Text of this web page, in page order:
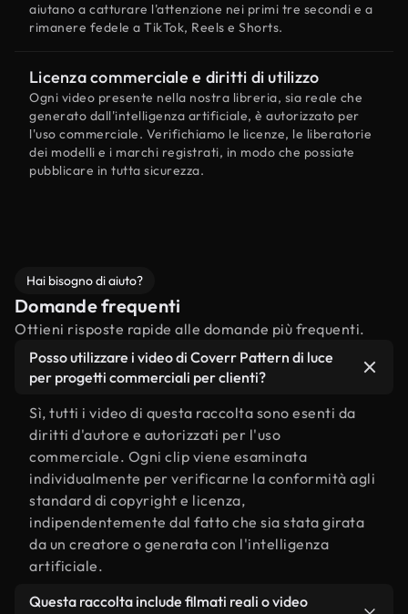
aiutano a catturare l'attenzione nei primi tre secondi e a
rimanere fedele a TikTok, Reels e Shorts.
Licenza commerciale e diritti di utilizzo
Ogni video presente nella nostra libreria, sia reale che
generato dall'intelligenza artificiale, è autorizzato per
l'uso commerciale. Verifichiamo le licenze, le liberatorie
dei modelli e i marchi registrati, in modo che possiate
pubblicare in tutta sicurezza.
Hai bisogno di aiuto?
Domande frequenti
Ottieni risposte rapide alle domande più frequenti.
Posso utilizzare i video di Coverr Pattern di luce
per progetti commerciali per clienti?
Sì, tutti i video di questa raccolta sono esenti da
diritti d'autore e autorizzati per l'uso
commerciale. Ogni clip viene esaminata
individualmente per verificarne la conformità agli
standard di copyright e licenza,
indipendentemente dal fatto che sia stata girata
da un creatore o generata con l'intelligenza
artificiale.
Questa raccolta include filmati reali o video